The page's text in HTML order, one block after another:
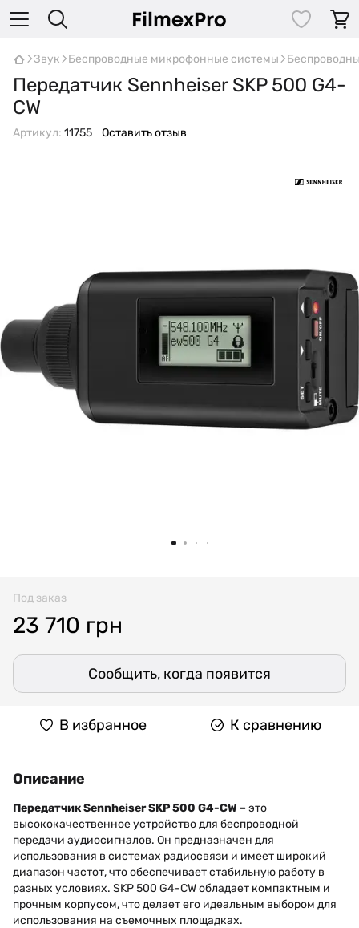
Звук Беспроводные микрофонные системы
Передатчик Sennheiser SKP 500 G4-
CW
Артикул: 11755 Оставить отзыв
Под заказ
23 710 грн
Сообщить, когда появится
В избранное К сравнению
Описание
Передатчик Sennheiser SKP 500 G4-CW –это
высококачественное устройство для беспроводной
передачи аудиосигналов. Он предназначен для
использования в системах радиосвязи и имеет широкий
диапазон частот, что обеспечивает стабильную работу в
разных условиях. SKP 500 G4-CW обладает компактным и
прочным корпусом, что делает его идеальным выбором для
использования на съемочных площадках.